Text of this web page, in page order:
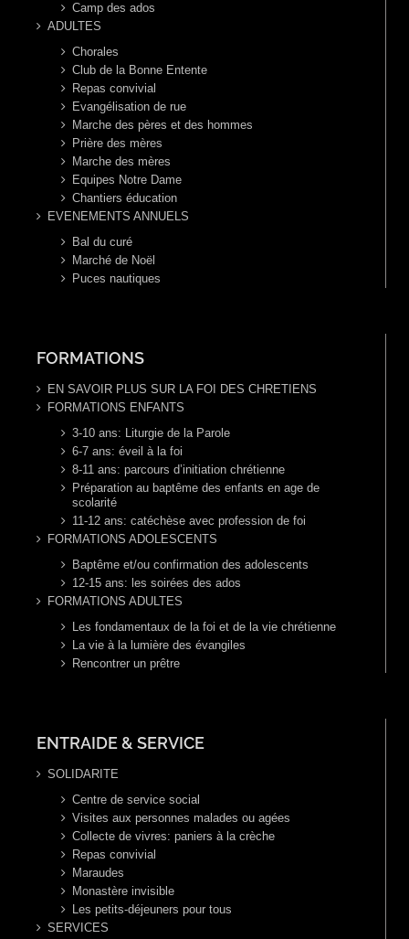
Camp des ados
ADULTES
Chorales
Club de la Bonne Entente
Repas convivial
Evangélisation de rue
Marche des pères et des hommes
Prière des mères
Marche des mères
Equipes Notre Dame
Chantiers éducation
EVENEMENTS ANNUELS
Bal du curé
Marché de Noël
Puces nautiques
FORMATIONS
EN SAVOIR PLUS SUR LA FOI DES CHRETIENS
FORMATIONS ENFANTS
3-10 ans: Liturgie de la Parole
6-7 ans: éveil à la foi
8-11 ans: parcours d’initiation chrétienne
Préparation au baptême des enfants en age de
scolarité
11-12 ans: catéchèse avec profession de foi
FORMATIONS ADOLESCENTS
Baptême et/ou confirmation des adolescents
12-15 ans: les soirées des ados
FORMATIONS ADULTES
Les fondamentaux de la foi et de la vie chrétienne
La vie à la lumière des évangiles
Rencontrer un prêtre
ENTRAIDE & SERVICE
SOLIDARITE
Centre de service social
Visites aux personnes malades ou agées
Collecte de vivres: paniers à la crèche
Repas convivial
Maraudes
Monastère invisible
Les petits-déjeuners pour tous
SERVICES